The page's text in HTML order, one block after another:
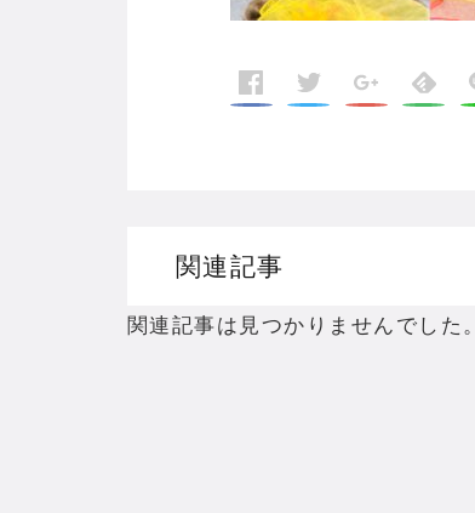
関連記事
関連記事は見つかりませんでした。